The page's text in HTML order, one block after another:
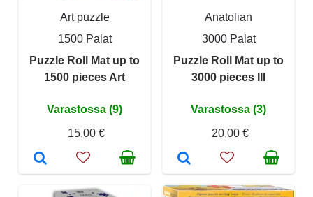
Art puzzle
1500 Palat
Puzzle Roll Mat up to
1500 pieces Art
Varastossa (9)
15,00 €
Anatolian
3000 Palat
Puzzle Roll Mat up to
3000 pieces III
Varastossa (3)
20,00 €